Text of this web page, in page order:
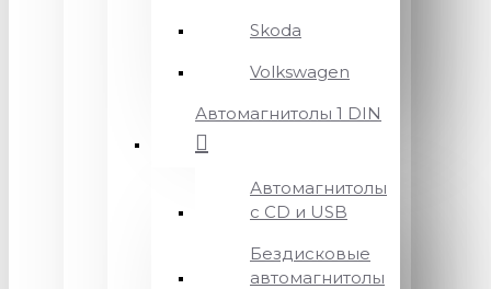
Skoda
Volkswagen
Автомагнитолы 1 DIN
Автомагнитолы
с CD и USB
Бездисковые
автомагнитолы